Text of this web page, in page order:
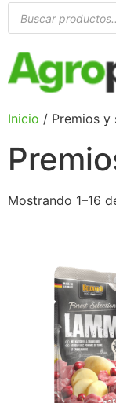
Inicio / Premios y
Mostrando 1–16